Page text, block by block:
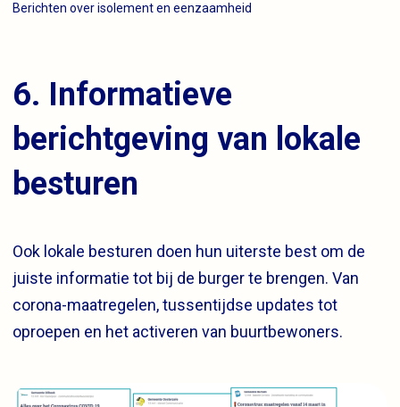
Berichten over isolement en eenzaamheid
6. Informatieve
berichtgeving van lokale
besturen
Ook lokale besturen doen hun uiterste best om de
juiste informatie tot bij de burger te brengen. Van
corona-maatregelen, tussentijdse updates tot
oproepen en het activeren van buurtbewoners.